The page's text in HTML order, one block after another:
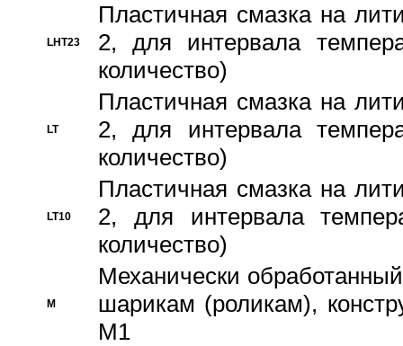
LHT23
Пластичная смазка на
2, для интервала
количество)
LT
Пластичная смазка на
2, для интервала
количество)
LT10
Пластичная смазка на
2, для интервала
количество)
M
Механически
шарикам (роликам),
M1